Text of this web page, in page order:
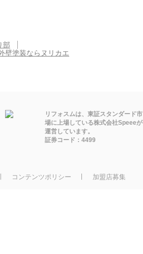
部
壁塗装ならヌリカエ
リフォスムは、東証スタンダード市
場に上場している株式会社Speeeが
運営しています。
証券コード：4499
コンテンツポリシー 加盟店募集